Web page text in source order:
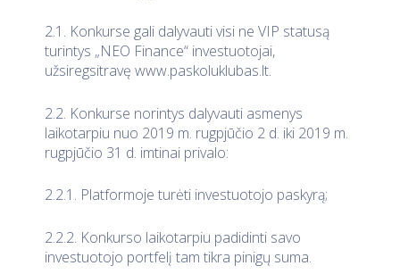
2.1. Konkurse gali dalyvauti visi ne VIP statusą
turintys „NEO Finance“ investuotojai,
užsiregsitravę www.paskoluklubas.lt.
2.2. Konkurse norintys dalyvauti asmenys
laikotarpiu nuo 2019 m. rugpjūčio 2 d. iki 2019 m.
rugpjūčio 31 d. imtinai privalo:
2.2.1. Platformoje turėti investuotojo paskyrą;
2.2.2. Konkurso laikotarpiu padidinti savo
investuotojo portfelį tam tikra pinigų suma.